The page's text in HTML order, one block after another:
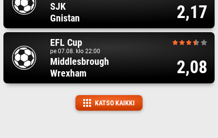
SJK
Gnistan
2,17
EFL Cup
pe 07.08. klo 22:00
Middlesbrough
Wrexham
2,08
KATSO KAIKKI